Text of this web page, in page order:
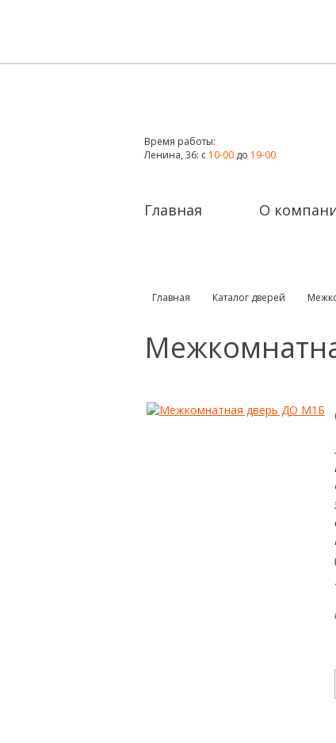
Время работы:
Ленина, 36: с 10-00 до 19-00
Главная О
Главная Каталог дверей